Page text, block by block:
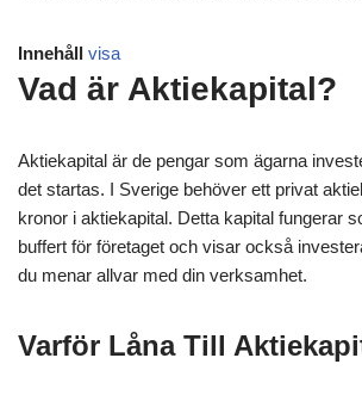
Innehåll visa
Vad är Aktiekapital?
Aktiekapital är de pengar som ägarna
det startas. I Sverige behöver ett privat
kronor i aktiekapital. Detta kapital fungerar
buffert för företaget och visar också
du menar allvar med din verksamhet.
Varför Låna Till